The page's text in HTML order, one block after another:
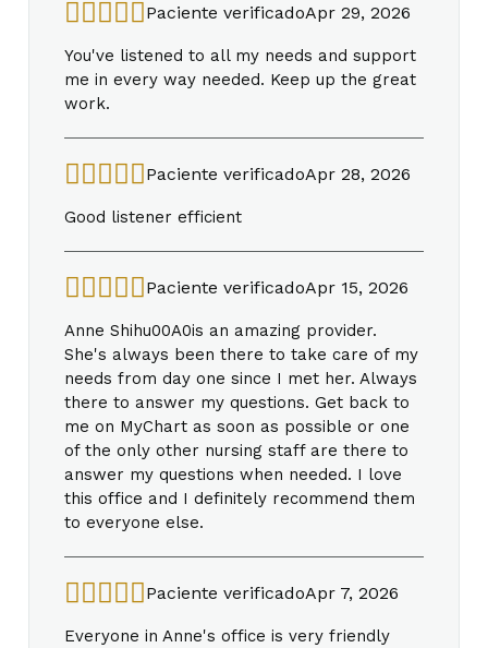
Paciente verificadoApr 29, 2026
You've listened to all my needs and support
me in every way needed. Keep up the great
work.
Paciente verificadoApr 28, 2026
Good listener efficient
Paciente verificadoApr 15, 2026
Anne Shihu00A0is an amazing provider.
She's always been there to take care of my
needs from day one since I met her. Always
there to answer my questions. Get back to
me on MyChart as soon as possible or one
of the only other nursing staff are there to
answer my questions when needed. I love
this office and I definitely recommend them
to everyone else.
Paciente verificadoApr 7, 2026
Everyone in Anne's office is very friendly